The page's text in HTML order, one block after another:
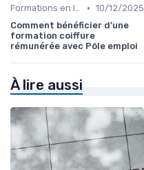
Formations en ligne • 10/12/2025
Comment bénéficier d’une
formation coiffure
rémunérée avec Pôle emploi
À lire aussi